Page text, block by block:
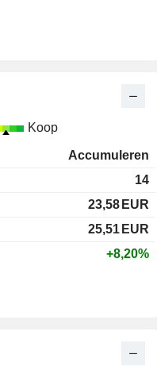
Koop
Accumuleren
14
23,58 EUR
25,51 EUR
+8,20%